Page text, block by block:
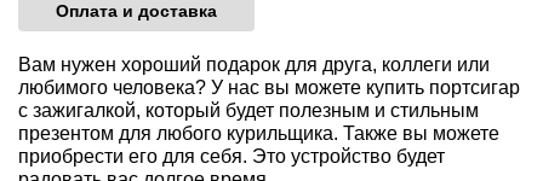
Оплата и доставка
Вам нужен хороший подарок для друга, коллеги или
любимого человека? У нас вы можете купить портсигар
с зажигалкой, который будет полезным и стильным
презентом для любого курильщика. Также вы можете
приобрести его для себя. Это устройство будет